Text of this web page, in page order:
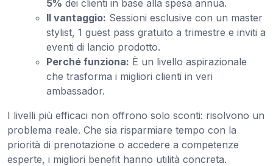
5% dei clienti in base alla spesa annua.
Il vantaggio: Sessioni esclusive con un master
stylist, 1 guest pass gratuito a trimestre e inviti a
eventi di lancio prodotto.
Perché funziona: È un livello aspirazionale
che trasforma i migliori clienti in veri
ambassador.
I livelli più efficaci non offrono solo sconti: risolvono un
problema reale. Che sia risparmiare tempo con la
priorità di prenotazione o accedere a competenze
esperte, i migliori benefit hanno utilità concreta.